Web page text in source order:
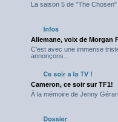
La saison 5 de "The Chosen"
Allemane, voix de Morgan
C'est avec une immense
annonçons...
Cameron, ce soir sur TF1!
À la mémoire de Jenny